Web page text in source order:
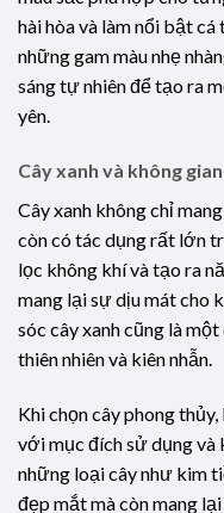
hài hòa và làm nổi bật
những gam màu nhẹ
sáng tự nhiên để tạo ra
yên.
Cây xanh và không
Cây xanh không chỉ
còn có tác dụng rất lớn
lọc không khí và tạo ra
mang lại sự dịu mát cho
sóc cây xanh cũng là
thiên nhiên và kiên nhẫn.
Khi chọn cây phong
với mục đích sử dụng và
những loại cây như kim
đẹp mắt mà còn mang